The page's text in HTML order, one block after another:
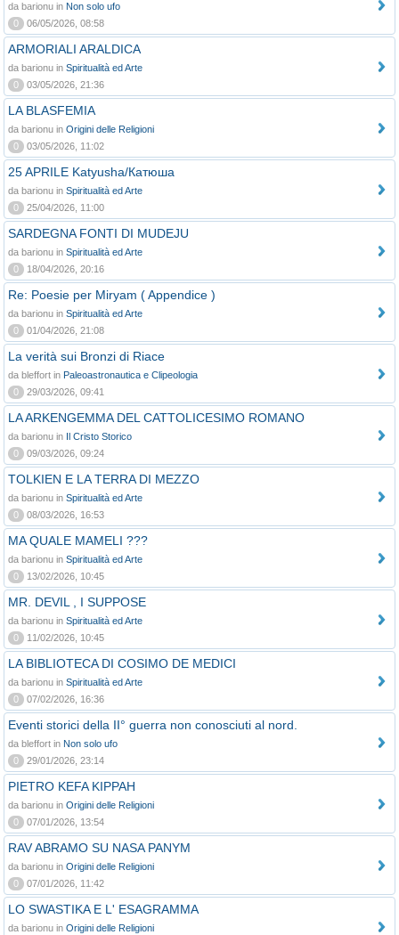
da barionu in Non solo ufo
0
06/05/2026, 08:58
ARMORIALI ARALDICA
da barionu in Spiritualità ed Arte
0
03/05/2026, 21:36
LA BLASFEMIA
da barionu in Origini delle Religioni
0
03/05/2026, 11:02
25 APRILE Katyusha/Катюша
da barionu in Spiritualità ed Arte
0
25/04/2026, 11:00
SARDEGNA FONTI DI MUDEJU
da barionu in Spiritualità ed Arte
0
18/04/2026, 20:16
Re: Poesie per Miryam ( Appendice )
da barionu in Spiritualità ed Arte
0
01/04/2026, 21:08
La verità sui Bronzi di Riace
da bleffort in Paleoastronautica e Clipeologia
0
29/03/2026, 09:41
LA ARKENGEMMA DEL CATTOLICESIMO ROMANO
da barionu in Il Cristo Storico
0
09/03/2026, 09:24
TOLKIEN E LA TERRA DI MEZZO
da barionu in Spiritualità ed Arte
0
08/03/2026, 16:53
MA QUALE MAMELI ???
da barionu in Spiritualità ed Arte
0
13/02/2026, 10:45
MR. DEVIL , I SUPPOSE
da barionu in Spiritualità ed Arte
0
11/02/2026, 10:45
LA BIBLIOTECA DI COSIMO DE MEDICI
da barionu in Spiritualità ed Arte
0
07/02/2026, 16:36
Eventi storici della II° guerra non conosciuti al nord.
da bleffort in Non solo ufo
0
29/01/2026, 23:14
PIETRO KEFA KIPPAH
da barionu in Origini delle Religioni
0
07/01/2026, 13:54
RAV ABRAMO SU NASA PANYM
da barionu in Origini delle Religioni
0
07/01/2026, 11:42
LO SWASTIKA E L' ESAGRAMMA
da barionu in Origini delle Religioni